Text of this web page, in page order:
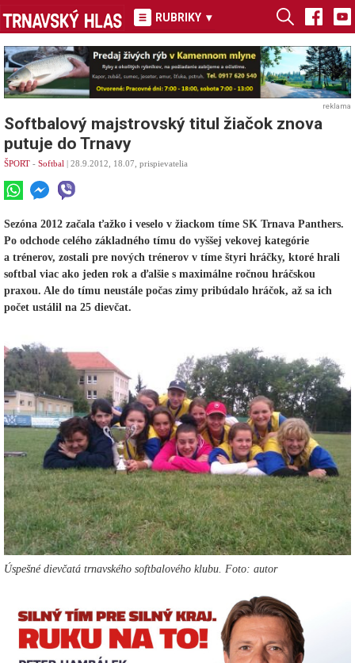
RUBRIKY ▾
reklama
Softbalový majstrovský titul žiačok znova
putuje do Trnavy
ŠPORT - Softbal | 28.9.2012, 18.07, prispievatelia
Sezóna 2012 začala ťažko i veselo v žiackom tíme SK Trnava Panthers.
Po odchode celého základného tímu do vyššej vekovej kategórie
a trénerov, zostali pre nových trénerov v tíme štyri hráčky, ktoré hrali
softbal viac ako jeden rok a ďalšie s maximálne ročnou hráčskou
praxou. Ale do tímu neustále počas zimy pribúdalo hráčok, až sa ich
počet ustálil na 25 dievčat.
Úspešné dievčatá trnavského softbalového klubu. Foto: autor